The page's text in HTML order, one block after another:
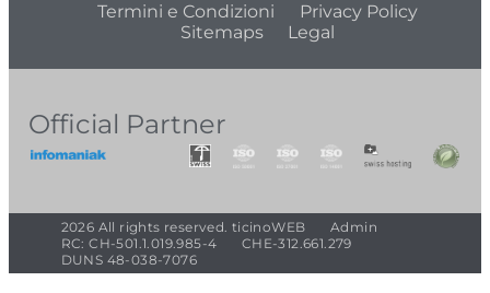
Termini e Condizioni
Privacy Policy
Sitemaps
Legal
Official Partner
2026 All rights reserved. ticinoWEB
Admin
RC: CH-501.1.019.985-4
CHE-312.661.279
DUNS 48-038-7076